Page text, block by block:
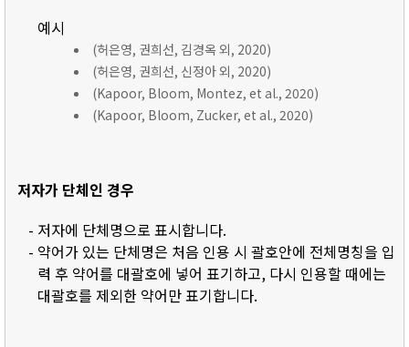
예시
(허은영, 권희선, 김경옥 외, 2020)
(허은영, 권희선, 신정아 외, 2020)
(Kapoor, Bloom, Montez, et al., 2020)
(Kapoor, Bloom, Zucker, et al., 2020)
저자가 단체인 경우
- 저자에 단체명으로 표시합니다.
- 약어가 있는 단체명은 처음 인용 시 괄호안에 전체명칭을 입
력 후 약어를 대괄호에 넣어 표기하고, 다시 인용할 때에는
대괄호를 제외한 약어만 표기합니다.